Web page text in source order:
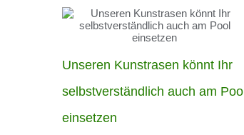
Unseren Kunstrasen könnt Ihr
selbstverständlich auch am Pool
einsetzen